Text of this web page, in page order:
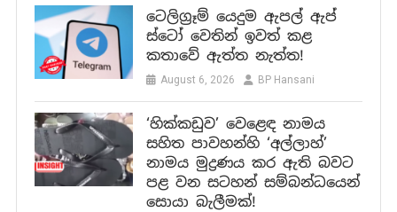
ටෙලිග්‍රෑම් යෙදුම ඇපල් ඇප්
ස්ටෝ වෙතින් ඉවත් කළ
කතාවේ ඇත්ත නැත්ත!
August 6, 2026 BP Hansani
‘හික්කඩුව’ වෙළෙඳ නාමය
සහිත පාවහන්හි ‘අල්ලාහ්’
නාමය මුද්‍රණය කර ඇති බවට
පළ වන සටහන් සම්බන්ධයෙන්
සොයා බැලීමක්!